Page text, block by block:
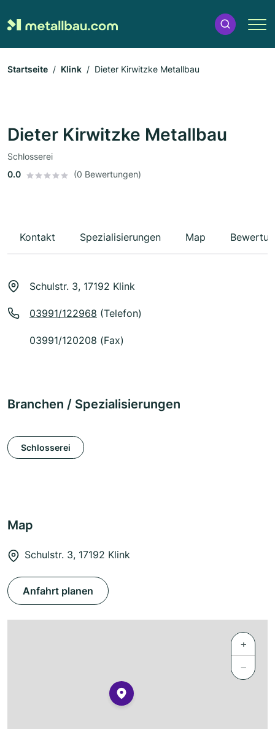
Startseite Klink Dieter Kirwitzke Metallbau
Dieter Kirwitzke Metallbau
Schlosserei
0.0
(0 Bewertungen)
Kontakt Spezialisierungen Map
Schulstr. 3, 17192 Klink
03991/122968 (Telefon)
03991/120208 (Fax)
Branchen / Spezialisierungen
Schlosserei
Map
Schulstr. 3, 17192 Klink
Anfahrt planen
+
−